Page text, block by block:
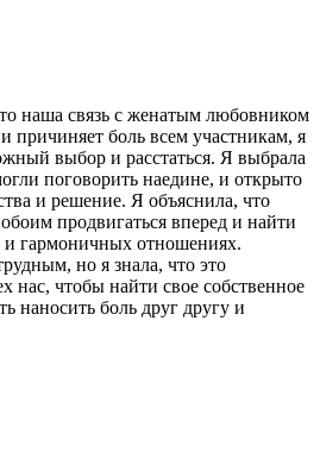
наша связь с женатым любовником
причиняет боль всем участникам, я
выбор и расстаться. Я выбрала
поговорить наедине, и открыто
и решение. Я объяснила, что
продвигаться вперед и найти
и гармоничных отношениях.
но я знала, что это
нас, чтобы найти свое собственное
наносить боль друг другу и